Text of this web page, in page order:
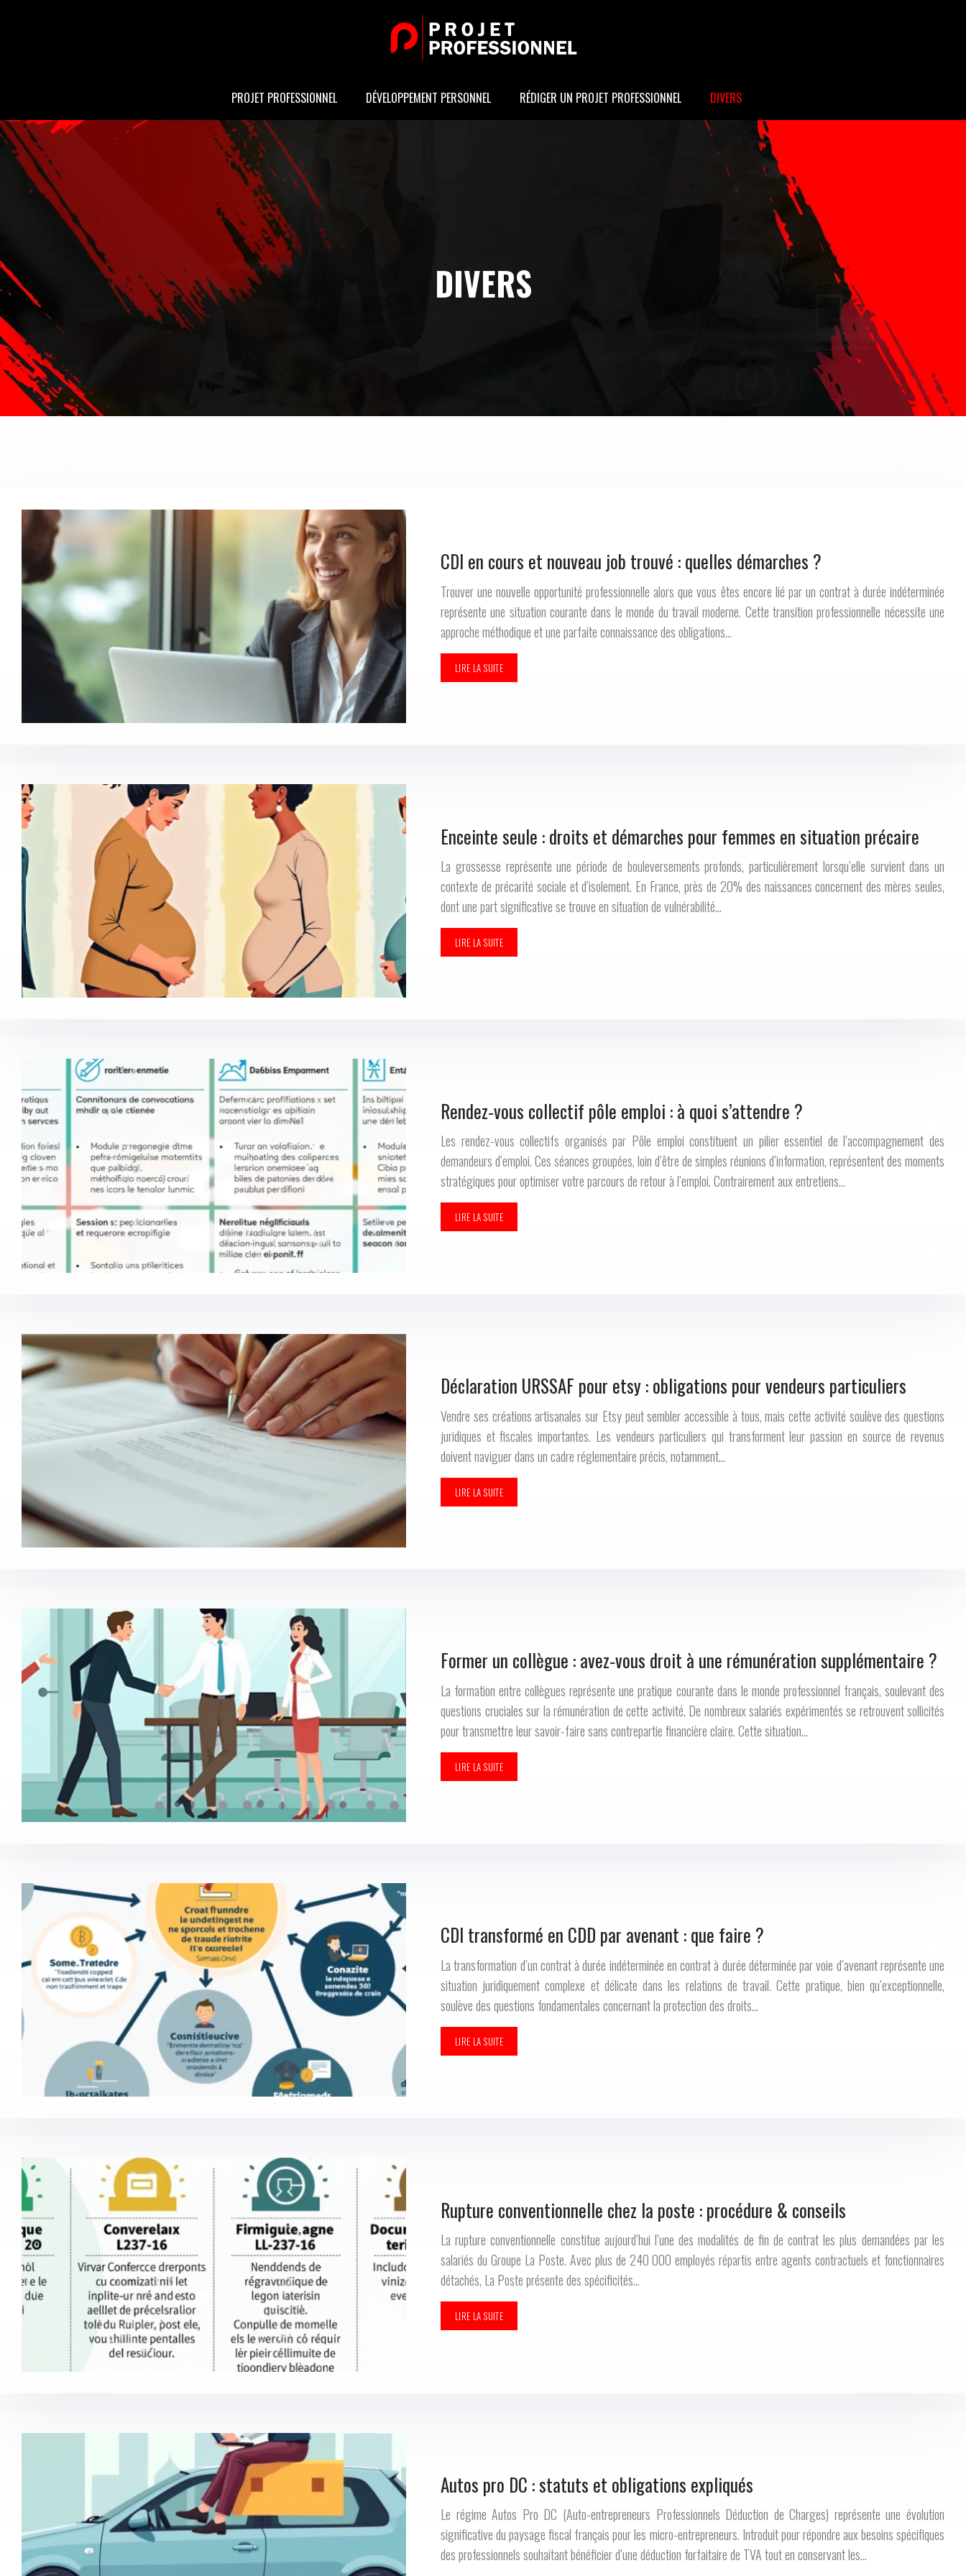
PROJET PROFESSIONNEL DÉVELOPPEMENT PERSONNEL RÉDIGER UN PROJET PROFESSIONNEL DIVERS
DIVERS
CDI en cours et nouveau job trouvé : quelles démarches ?
Trouver une nouvelle opportunité professionnelle alors que vous êtes encore lié par un contrat à durée indéterminée
représente une situation courante dans le monde du travail moderne. Cette transition professionnelle nécessite une
approche méthodique et une parfaite connaissance des obligations…
LIRE LA SUITE
Enceinte seule : droits et démarches pour femmes en situation précaire
La grossesse représente une période de bouleversements profonds, particulièrement lorsqu’elle survient dans un
contexte de précarité sociale et d’isolement. En France, près de 20% des naissances concernent des mères seules,
dont une part significative se trouve en situation de vulnérabilité…
LIRE LA SUITE
Rendez‑vous collectif pôle emploi : à quoi s’attendre ?
Les rendez-vous collectifs organisés par Pôle emploi constituent un pilier essentiel de l’accompagnement des
demandeurs d’emploi. Ces séances groupées, loin d’être de simples réunions d’information, représentent des moments
stratégiques pour optimiser votre parcours de retour à l’emploi. Contrairement aux entretiens…
LIRE LA SUITE
Déclaration URSSAF pour etsy : obligations pour vendeurs particuliers
Vendre ses créations artisanales sur Etsy peut sembler accessible à tous, mais cette activité soulève des questions
juridiques et fiscales importantes. Les vendeurs particuliers qui transforment leur passion en source de revenus
doivent naviguer dans un cadre réglementaire précis, notamment…
LIRE LA SUITE
Former un collègue : avez‑vous droit à une rémunération supplémentaire ?
La formation entre collègues représente une pratique courante dans le monde professionnel français, soulevant des
questions cruciales sur la rémunération de cette activité. De nombreux salariés expérimentés se retrouvent sollicités
pour transmettre leur savoir-faire sans contrepartie financière claire. Cette situation…
LIRE LA SUITE
CDI transformé en CDD par avenant : que faire ?
La transformation d’un contrat à durée indéterminée en contrat à durée déterminée par voie d’avenant représente une
situation juridiquement complexe et délicate dans les relations de travail. Cette pratique, bien qu’exceptionnelle,
soulève des questions fondamentales concernant la protection des droits…
LIRE LA SUITE
Rupture conventionnelle chez la poste : procédure & conseils
La rupture conventionnelle constitue aujourd’hui l’une des modalités de fin de contrat les plus demandées par les
salariés du Groupe La Poste. Avec plus de 240 000 employés répartis entre agents contractuels et fonctionnaires
détachés, La Poste présente des spécificités…
LIRE LA SUITE
Autos pro DC : statuts et obligations expliqués
Le régime Autos Pro DC (Auto-entrepreneurs Professionnels Déduction de Charges) représente une évolution
significative du paysage fiscal français pour les micro-entrepreneurs. Introduit pour répondre aux besoins spécifiques
des professionnels souhaitant bénéficier d’une déduction forfaitaire de TVA tout en conservant les…